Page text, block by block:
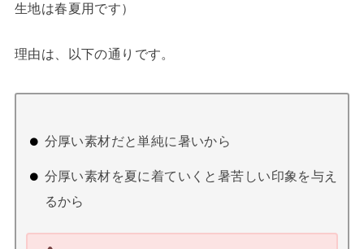
生地は春夏用です）
理由は、以下の通りです。
分厚い素材だと単純に暑いから
分厚い素材を夏に着ていくと暑苦しい印象を与え
るから